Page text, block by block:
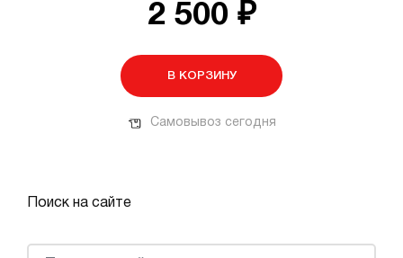
2 500 ₽
В КОРЗИНУ
Самовывоз сегодня
Поиск на сайте